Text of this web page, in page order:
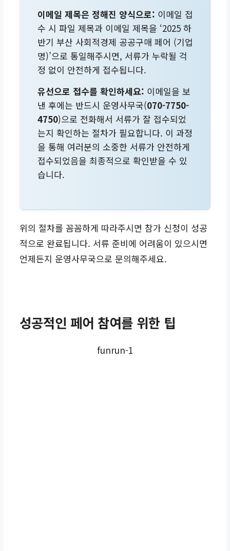
이메일 제목은 정해진 양식으로: 이메일 접
수 시 파일 제목과 이메일 제목을 ‘2025 하
반기 부산 사회적경제 공공구매 페어 (기업
명)’으로 통일해주시면, 서류가 누락될 걱
정 없이 안전하게 접수됩니다.
유선으로 접수를 확인하세요: 이메일을 보
낸 후에는 반드시 운영사무국(070-7750-
4750)으로 전화해서 서류가 잘 접수되었
는지 확인하는 절차가 필요합니다. 이 과정
을 통해 여러분의 소중한 서류가 안전하게
접수되었음을 최종적으로 확인받을 수 있
습니다.
위의 절차를 꼼꼼하게 따라주시면 참가 신청이 성공
적으로 완료됩니다. 서류 준비에 어려움이 있으시면
언제든지 운영사무국으로 문의해주세요.
성공적인 페어 참여를 위한 팁
funrun-1